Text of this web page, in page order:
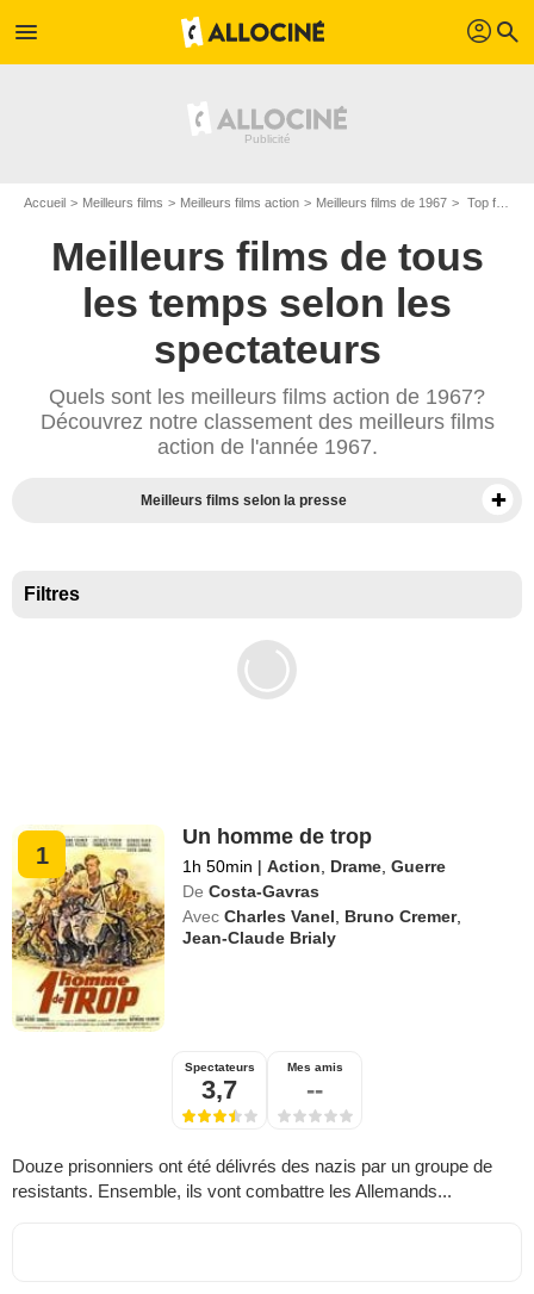
menu profil search
Accueil Meilleurs films Meilleurs films action Meilleurs films de 1967 Top films action de 1967
Meilleurs films de tous
les temps selon les
spectateurs
Quels sont les meilleurs films action de 1967?
Découvrez notre classement des meilleurs films
action de l'année 1967.
Meilleurs films selon la presse
Filtres
1
Un homme de trop
1h 50min | Action Drame ,Guerre
De Costa-Gavras
Avec Charles Vanel Bruno Cremer,
Jean-Claude Brialy
Spectateurs
3,7
Mes amis
--
Douze prisonniers ont été délivrés des nazis par un groupe de
resistants. Ensemble, ils vont combattre les Allemands...